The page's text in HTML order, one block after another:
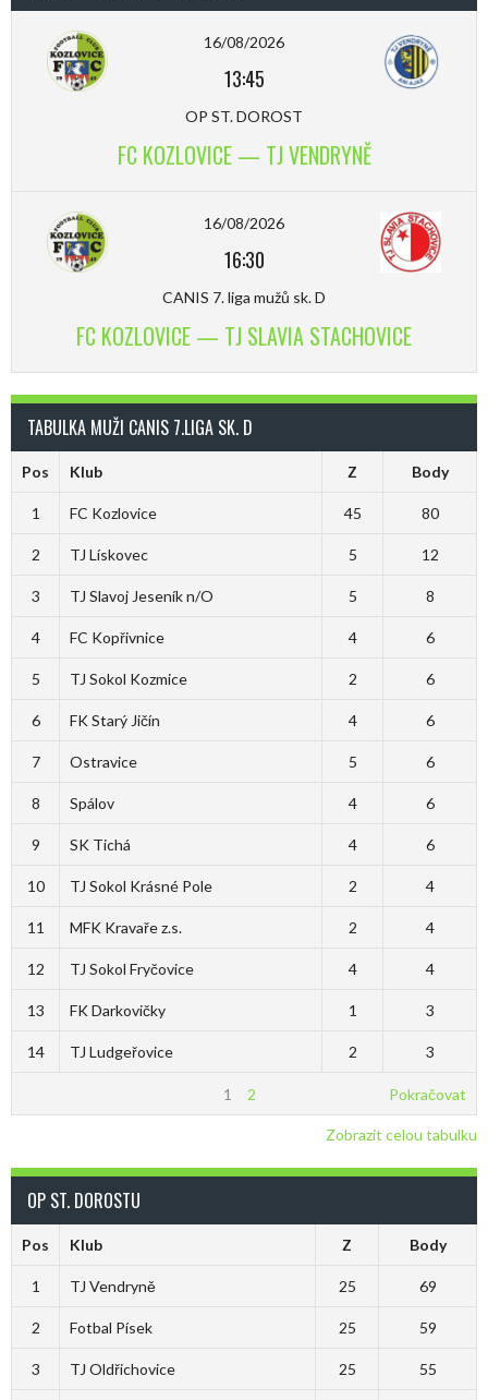
16/08/2026
13:45
OP ST. DOROST
FC KOZLOVICE — TJ VENDRYNĚ
16/08/2026
16:30
CANIS 7. liga mužů sk. D
FC KOZLOVICE — TJ SLAVIA STACHOVICE
TABULKA MUŽI CANIS 7.LIGA SK. D
Pos Klub Z Body
1 FC Kozlovice 45 80
2 TJ Lískovec 5 12
3 TJ Slavoj Jeseník n/O 5 8
4 FC Kopřivnice 4 6
5 TJ Sokol Kozmice 2 6
6 FK Starý Jičín 4 6
7 Ostravice 5 6
8 Spálov 4 6
9 SK Tichá 4 6
10 TJ Sokol Krásné Pole 2 4
11 MFK Kravaře z.s. 2 4
12 TJ Sokol Fryčovice 4 4
13 FK Darkovičky 1 3
14 TJ Ludgeřovice 2 3
1 2 Pokračovat
Zobrazit celou tabulku
OP ST. DOROSTU
Pos Klub Z Body
1 TJ Vendryně 25 69
2 Fotbal Písek 25 59
3 TJ Oldřichovice 25 55